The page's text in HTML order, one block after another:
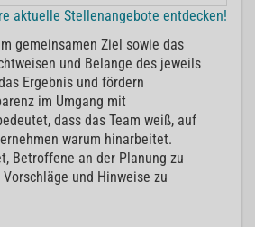
aktuelle Stellenangebote entdecken!
gemeinsamen Ziel sowie das
und Belange des jeweils
Ergebnis und fördern
im Umgang mit
dass das Team weiß, auf
warum hinarbeitet.
Betroffene an der Planung zu
und Hinweise zu